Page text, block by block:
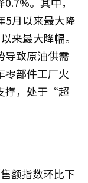
5月以来最大降
来最大降幅。
导致原油供需
零部件工厂火
撑，处于“超
额指数环比下